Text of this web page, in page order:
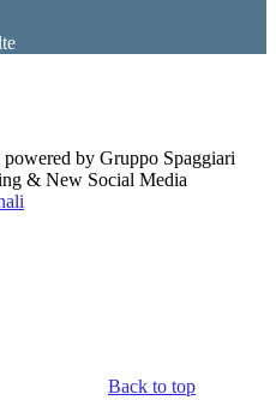
by Gruppo Spaggiari
& New Social Media
Back to top